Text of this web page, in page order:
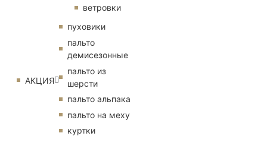
ветровки
АКЦИЯ
пуховики
пальто
демисезонные
пальто из
шерсти
пальто альпака
пальто на меху
куртки